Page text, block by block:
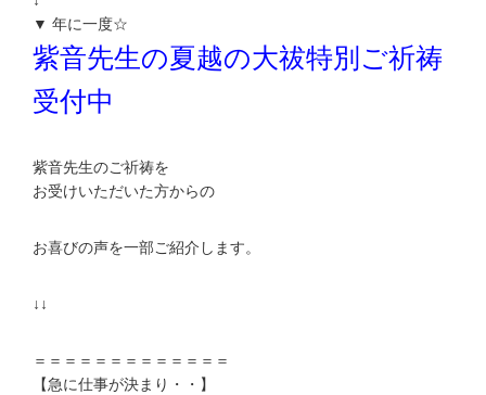
▼ 年に一度☆
紫音先生の夏越の大祓特別ご祈祷
受付中
紫音先生のご祈祷を
お受けいただいた方からの
お喜びの声を一部ご紹介します。
↓↓
＝＝＝＝＝＝＝＝＝＝＝＝＝
【急に仕事が決まり・・】